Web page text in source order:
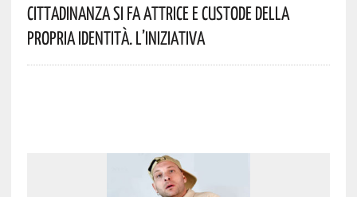
Cittadinanza Si Fa Attrice E Custode Della
Propria Identità. L’iniziativa